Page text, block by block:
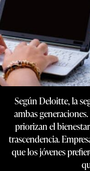
Según Deloitte, la
ambas
priorizan el
trascendencia.
que los jóvenes